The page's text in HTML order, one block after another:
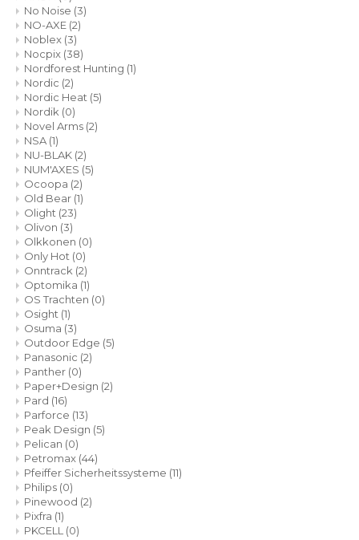
No Noise (3)
NO-AXE (2)
Noblex (3)
Nocpix (38)
Nordforest Hunting (1)
Nordic (2)
Nordic Heat (5)
Nordik (0)
Novel Arms (2)
NSA (1)
NU-BLAK (2)
NUM'AXES (5)
Ocoopa (2)
Old Bear (1)
Olight (23)
Olivon (3)
Olkkonen (0)
Only Hot (0)
Onntrack (2)
Optomika (1)
OS Trachten (0)
Osight (1)
Osuma (3)
Outdoor Edge (5)
Panasonic (2)
Panther (0)
Paper+Design (2)
Pard (16)
Parforce (13)
Peak Design (5)
Pelican (0)
Petromax (44)
Pfeiffer Sicherheitssysteme (11)
Philips (0)
Pinewood (2)
Pixfra (1)
PKCELL (0)